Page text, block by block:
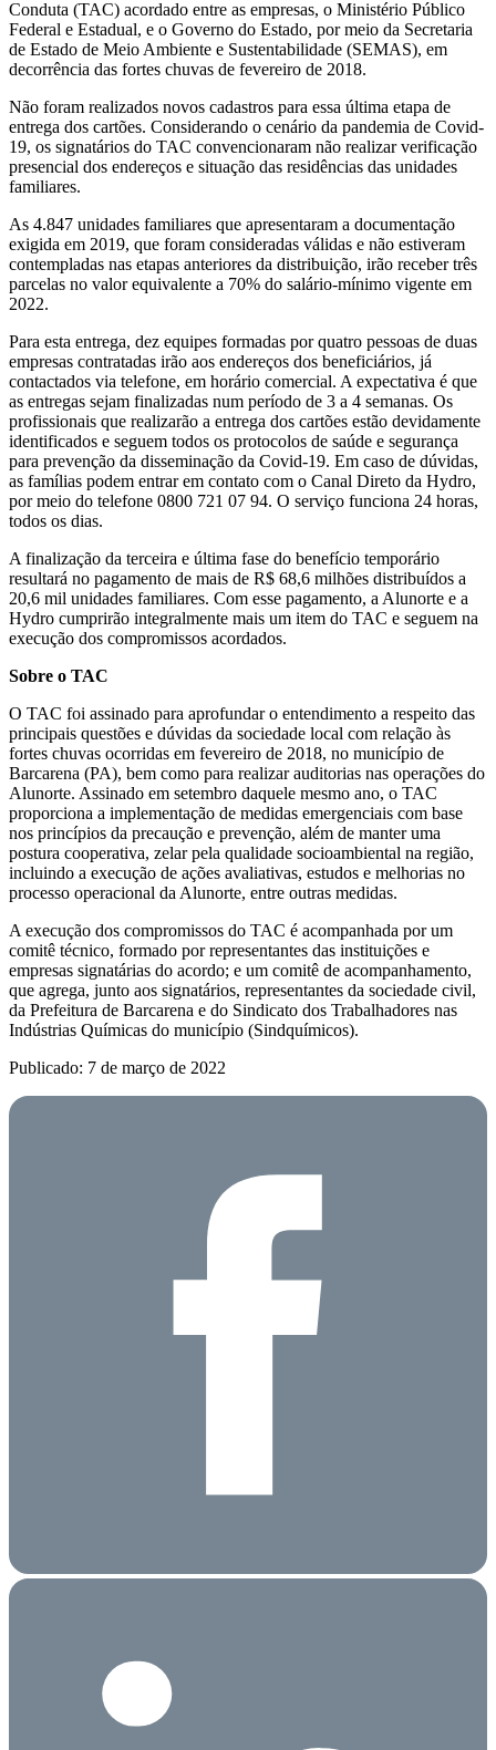
Conduta (TAC) acordado entre as empresas, o Ministério Público
Federal e Estadual, e o Governo do Estado, por meio da Secretaria
de Estado de Meio Ambiente e Sustentabilidade (SEMAS), em
decorrência das fortes chuvas de fevereiro de 2018.
Não foram realizados novos cadastros para essa última etapa de
entrega dos cartões. Considerando o cenário da pandemia de Covid-
19, os signatários do TAC convencionaram não realizar verificação
presencial dos endereços e situação das residências das unidades
familiares.
As 4.847 unidades familiares que apresentaram a documentação
exigida em 2019, que foram consideradas válidas e não estiveram
contempladas nas etapas anteriores da distribuição, irão receber três
parcelas no valor equivalente a 70% do salário-mínimo vigente em
2022.
Para esta entrega, dez equipes formadas por quatro pessoas de duas
empresas contratadas irão aos endereços dos beneficiários, já
contactados via telefone, em horário comercial. A expectativa é que
as entregas sejam finalizadas num período de 3 a 4 semanas. Os
profissionais que realizarão a entrega dos cartões estão devidamente
identificados e seguem todos os protocolos de saúde e segurança
para prevenção da disseminação da Covid-19. Em caso de dúvidas,
as famílias podem entrar em contato com o Canal Direto da Hydro,
por meio do telefone 0800 721 07 94. O serviço funciona 24 horas,
todos os dias.
A finalização da terceira e última fase do benefício temporário
resultará no pagamento de mais de R$ 68,6 milhões distribuídos a
20,6 mil unidades familiares. Com esse pagamento, a Alunorte e a
Hydro cumprirão integralmente mais um item do TAC e seguem na
execução dos compromissos acordados.
Sobre o TAC
O TAC foi assinado para aprofundar o entendimento a respeito das
principais questões e dúvidas da sociedade local com relação às
fortes chuvas ocorridas em fevereiro de 2018, no município de
Barcarena (PA), bem como para realizar auditorias nas operações do
Alunorte. Assinado em setembro daquele mesmo ano, o TAC
proporciona a implementação de medidas emergenciais com base
nos princípios da precaução e prevenção, além de manter uma
postura cooperativa, zelar pela qualidade socioambiental na região,
incluindo a execução de ações avaliativas, estudos e melhorias no
processo operacional da Alunorte, entre outras medidas.
A execução dos compromissos do TAC é acompanhada por um
comitê técnico, formado por representantes das instituições e
empresas signatárias do acordo; e um comitê de acompanhamento,
que agrega, junto aos signatários, representantes da sociedade civil,
da Prefeitura de Barcarena e do Sindicato dos Trabalhadores nas
Indústrias Químicas do município (Sindquímicos).
Publicado: 7 de março de 2022